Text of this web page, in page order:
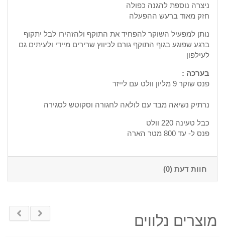
ניצרה נוספת להגנה כפולה
חזק מאוד ברעש ההפעלה
נותן למפעיל השוקר להפחיד את התוקף ולהזהירו לבל יתקוף
ברגע שפוגע בגוף התוקף גורם לכיווץ שרירים מיידי ולעיתים גם
לעילפון
בערכה :
פנס שוקר 9 מליון וולט עם לייזר
נרתיק נשיאה מבד עם לולאה לחגורה וסקוטש לסגירה
כבל טעינה 220 וולט
פנס ל- עד 800 מטר הארה
חוות דעת (0)
מוצרים נלווים